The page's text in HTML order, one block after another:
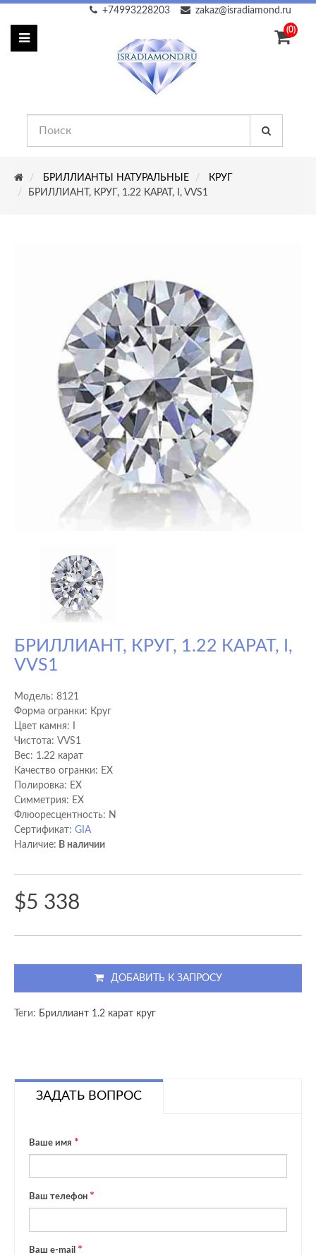
zakaz@isradiamond.ru
+74993228203
(0)
БРИЛЛИАНТЫ НАТУРАЛЬНЫЕ
КРУГ
БРИЛЛИАНТ, КРУГ, 1.22 КАРАТ, I, VVS1
БРИЛЛИАНТ, КРУГ, 1.22 КАРАТ, I,
VVS1
Модель: 8121
Форма огранки: Круг
Цвет камня: I
Чистота: VVS1
Вес: 1.22 карат
Качество огранки: EX
Полировка: EX
Cимметрия: EX
Флюоресцентность: N
Сертификат: GIA
Наличие: В наличии
$5 338
ДОБАВИТЬ К ЗАПРОСУ
Теги: Бриллиант 1.2 карат круг
ЗАДАТЬ ВОПРОС
Ваше имя
Ваш телефон
Ваш e-mail